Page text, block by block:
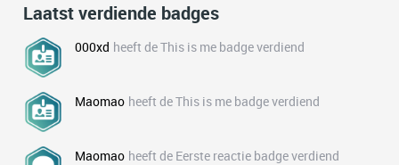
Laatst verdiende badges
000xd heeft de This is me badge verdiend
Maomao heeft de This is me badge verdiend
Maomao heeft de Eerste reactie badge verdiend